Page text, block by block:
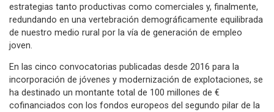
estrategias tanto productivas como comerciales y, finalmente,
redundando en una vertebración demográficamente equilibrada
de nuestro medio rural por la vía de generación de empleo
joven.
En las cinco convocatorias publicadas desde 2016 para la
incorporación de jóvenes y modernización de explotaciones, se
ha destinado un montante total de 100 millones de €
cofinanciados con los fondos europeos del segundo pilar de la